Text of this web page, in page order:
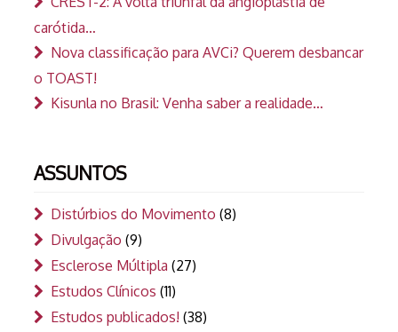
carótida…
Nova classificação para AVCi? Querem desbancar
o TOAST!
Kisunla no Brasil: Venha saber a realidade…
ASSUNTOS
Distúrbios do Movimento (8)
Divulgação (9)
Esclerose Múltipla (27)
Estudos Clínicos (11)
Estudos publicados! (38)